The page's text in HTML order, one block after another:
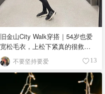
旧金山City Walk穿搭｜54岁也爱
宽松毛衣，上松下紧真的很救比
例
不要坚持要爱 13